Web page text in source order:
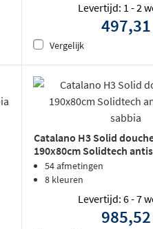
Levertijd: 1 - 2
497,31
Vergelijk
Catalano H3 Solid
190x80cm Solidtech
sabbia
54 afmetingen
8 kleuren
Levertijd: 6 - 7
985,52